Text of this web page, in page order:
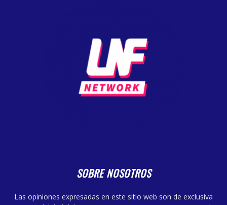
SOBRE NOSOTROS
Las opiniones expresadas en este sitio web son de exclusiva